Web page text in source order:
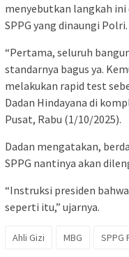
menyebutkan langkah ini
SPPG yang dinaungi Polri.
“Pertama, seluruh
standarnya bagus ya.
melakukan rapid test
Dadan Hindayana di
Pusat, Rabu (1/10/2025).
Dadan mengatakan,
SPPG nantinya akan
“Instruksi presiden
seperti itu,” ujarnya.
Ahli Gizi MBG SPPG